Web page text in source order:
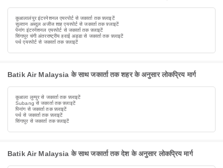
कुआलालंपुर इंटरनेशनल एयरपोर्ट से जकार्ता तक फ़्लाइटें
सुल्तान अब्दुल अजीज शाह एयरपोर्ट से जकार्ता तक फ़्लाइटें
पेनांग इंटरनेशनल एयरपोर्ट से जकार्ता तक फ़्लाइटें
सिंगापुर चंगी अंतरराष्ट्रीय हवाई अड्डा से जकार्ता तक फ़्लाइटें
पर्थ एयरपोर्ट से जकार्ता तक फ़्लाइटें
Batik Air Malaysia के साथ जकार्ता तक शहर के अनुसार लोकप्रिय मार्ग
कुआला लुम्पुर से जकार्ता तक फ़्लाइटें
Subang से जकार्ता तक फ़्लाइटें
पिनांग से जकार्ता तक फ़्लाइटें
पर्थ से जकार्ता तक फ़्लाइटें
सिंगापुर से जकार्ता तक फ़्लाइटें
Batik Air Malaysia के साथ जकार्ता तक देश के अनुसार लोकप्रिय मार्ग